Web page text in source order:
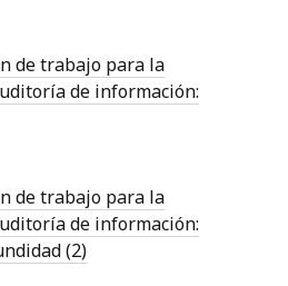
de trabajo para la
de información:
de trabajo para la
de información:
(2)